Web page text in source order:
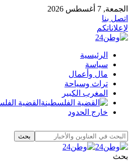
الجمعة, 7 أغسطس 2026
اتصل بنا
لإعلاناتكم
الرئيسية
سياسة
مال وأعمال
تراث وسياحة
المغرب الكبير
القضية
خارج الحدود
بحث